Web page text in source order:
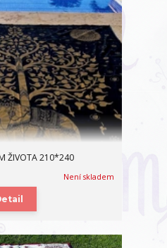
ŽIVOTA 210*240
Není skladem